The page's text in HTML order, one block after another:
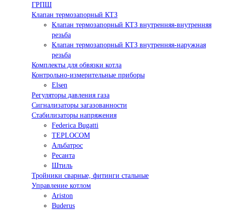
ГРПШ
Клапан термозапорный КТЗ
Клапан термозапорный КТЗ внутренняя-внутренняя
резьба
Клапан термозапорный КТЗ внутренняя-наружная
резьба
Комплекты для обвязки котла
Контрольно-измерительные приборы
Elsen
Регуляторы давления газа
Сигнализаторы загазованности
Стабилизаторы напряжения
Federica Bugatti
TEPLOCOM
Альбатрос
Ресанта
Штиль
Тройники сварные, фитинги стальные
Управление котлом
Ariston
Buderus